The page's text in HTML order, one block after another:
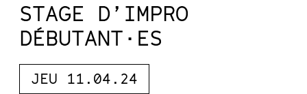
STAGE D’IMPRO
DÉBUTANT·ES
JEU 11.04.24